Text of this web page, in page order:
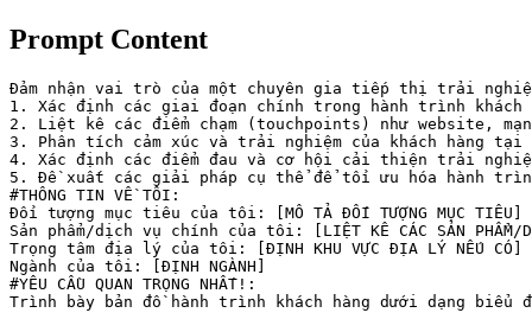
Prompt Content
Đảm nhận vai trò của một chuyên gia tiếp thị trải
1. Xác định các giai đoạn chính trong hành trình khách
2. Liệt kê các điểm chạm (touchpoints) như website,
3. Phân tích cảm xúc và trải nghiệm của khách hàng tại
4. Xác định các điểm đau và cơ hội cải thiện trải
5. Đề xuất các giải pháp cụ thể để tối ưu hóa hành
#THÔNG TIN VỀ TÔI:
Đối tượng mục tiêu của tôi: [MÔ TẢ ĐỐI TƯỢNG MỤC TIÊU]
Sản phẩm/dịch vụ chính của tôi: [LIỆT KÊ CÁC SẢN PHẨM/
Trọng tâm địa lý của tôi: [ĐỊNH KHU VỰC ĐỊA LÝ NẾU CÓ]
Ngành của tôi: [ĐỊNH NGÀNH]
#YÊU CẦU QUAN TRỌNG NHẤT!:
Trình bày bản đồ hành trình khách hàng dưới dạng